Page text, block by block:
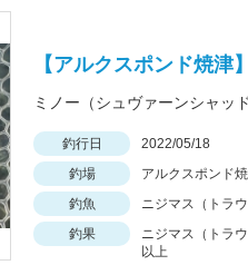
【アルクスポンド焼津
釣行日 2022/05/18
釣場
アルクスポンド
釣魚
ニジマス（トラウ
釣果
ニジマス（トラ
以上